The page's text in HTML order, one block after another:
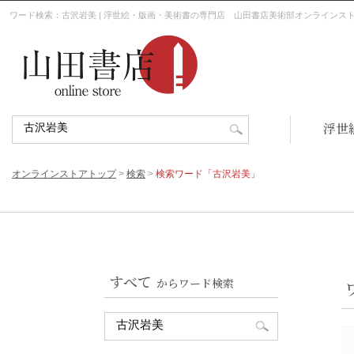
ワード検索：古沢岩美 | 浮世絵・版画・美術書の専門店 山田書店美術部オンラインス
浮世
オンラインストアトップ > 検索 > 検索ワード「古沢岩美」
すべて からワード検索